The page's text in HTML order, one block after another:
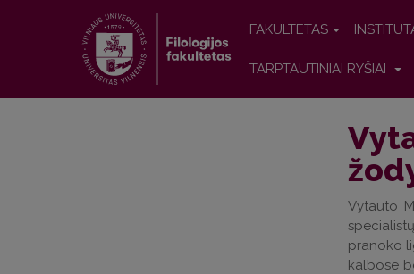
FAKULTETAS
TARPTAUTINIAI RYŠIAI
Vytauto
pranoko
kalbose